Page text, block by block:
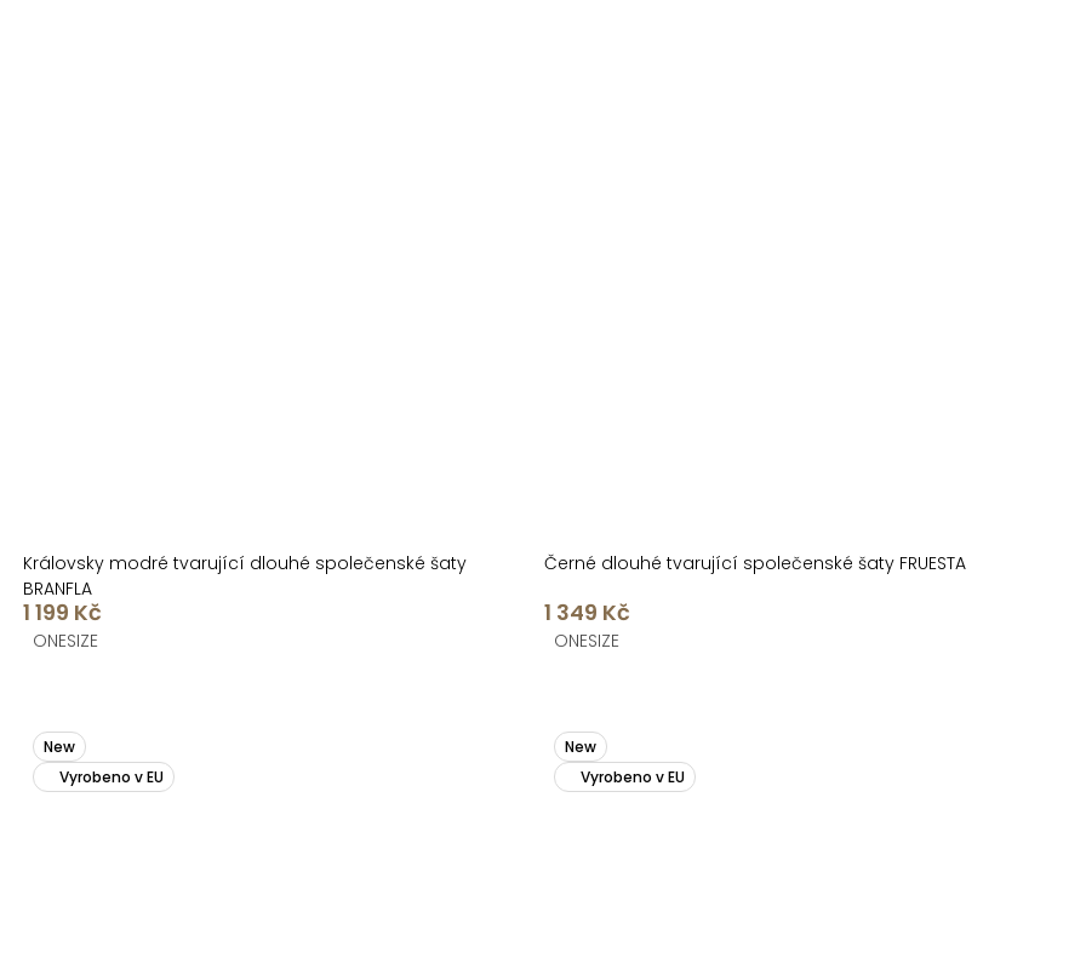
Královsky modré tvarující dlouhé společenské šaty
BRANFLA
1 199 Kč
ONESIZE
Černé dlouhé tvarující společenské šaty FRUESTA
1 349 Kč
ONESIZE
New
Vyrobeno v EU
New
Vyrobeno v EU